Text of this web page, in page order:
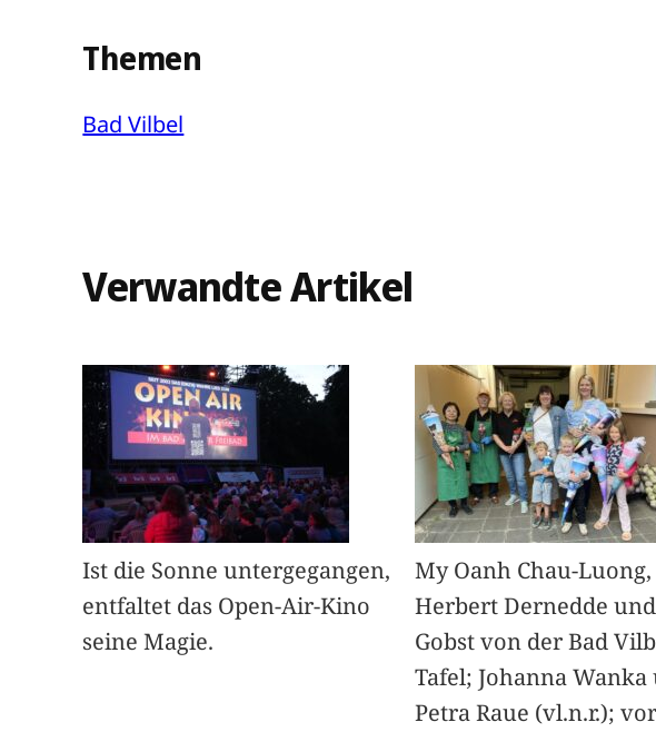
Themen
Bad Vilbel
Verwandte Artikel
Ist die Sonne untergegangen,
entfaltet das Open-Air-Kino
seine Magie.
My Oanh Chau-
Herbert Dernedde
Gobst von der Bad
Tafel; Johanna Wanka
Petra Raue (vl.n.r.);